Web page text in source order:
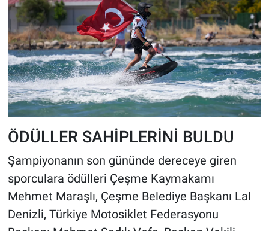
ÖDÜLLER SAHİPLERİNİ BULDU
Şampiyonanın son gününde dereceye giren
sporculara ödülleri Çeşme Kaymakamı
Mehmet Maraşlı, Çeşme Belediye Başkanı Lal
Denizli, Türkiye Motosiklet Federasyonu